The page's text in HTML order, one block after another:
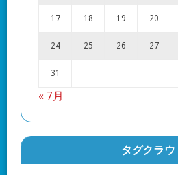
17 18 19 20
24 25 26 27
31
« 7月
タグクラウ